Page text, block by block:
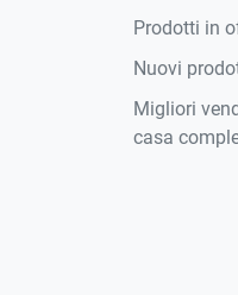
Prodotti in
Nuovi
Migliori
casa